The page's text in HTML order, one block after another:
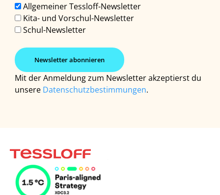
Allgemeiner Tessloff-Newsletter
Kita- und Vorschul-Newsletter
Schul-Newsletter
Mit der Anmeldung zum Newsletter akzeptierst du
unsere Datenschutzbestimmungen.